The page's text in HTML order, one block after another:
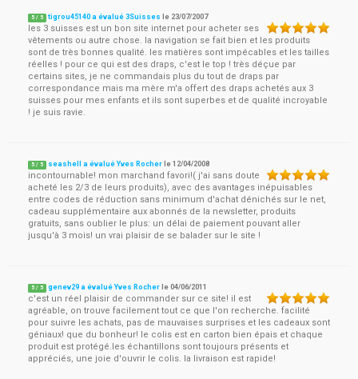
5 / 5 tigrou45140 a évalué 3Suisses le 23/07/2007
les 3 suisses est un bon site internet pour acheter ses
vêtements ou autre chose. la navigation se fait bien et les produits
sont de très bonnes qualité. les matières sont impécables et les tailles
réelles ! pour ce qui est des draps, c'est le top ! très déçue par
certains sites, je ne commandais plus du tout de draps par
correspondance mais ma mère m'a offert des draps achetés aux 3
suisses pour mes enfants et ils sont superbes et de qualité incroyable
! je suis ravie.
5 / 5 seashell a évalué Yves Rocher le12/04/2008
incontournable! mon marchand favori!( j'ai sans doute
acheté les 2/3 de leurs produits), avec des avantages inépuisables
entre codes de réduction sans minimum d'achat dénichés sur le net,
cadeau supplémentaire aux abonnés de la newsletter, produits
gratuits, sans oublier le plus: un délai de paiement pouvant aller
jusqu'à 3 mois! un vrai plaisir de se balader sur le site !
5 / 5 genev29 a évalué Yves Rocher le04/06/2011
c'est un réel plaisir de commander sur ce site! il est
agréable, on trouve facilement tout ce que l'on recherche. facilité
pour suivre les achats, pas de mauvaises surprises et les cadeaux sont
géniaux! que du bonheur! le colis est en carton bien épais et chaque
produit est protégé.les échantillons sont toujours présents et
appréciés, une joie d'ouvrir le colis. la livraison est rapide!